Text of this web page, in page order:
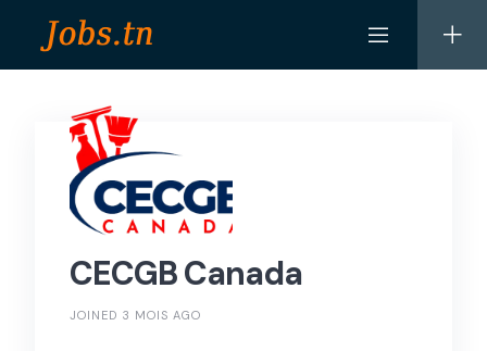
CECGB Canada
JOINED 3 MOIS AGO